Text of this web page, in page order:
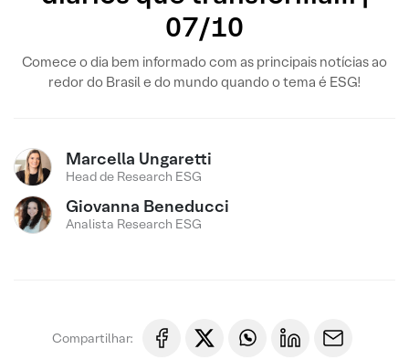
07/10
Comece o dia bem informado com as principais notícias ao
redor do Brasil e do mundo quando o tema é ESG!
Marcella Ungaretti
Head de Research ESG
Giovanna Beneducci
Analista Research ESG
Compartilhar: